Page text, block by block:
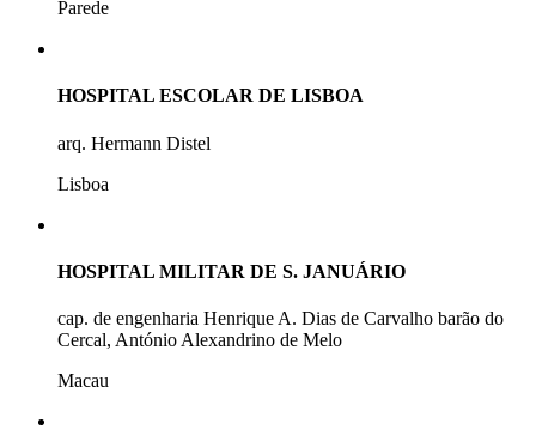
Parede
HOSPITAL ESCOLAR DE LISBOA
arq. Hermann Distel
Lisboa
HOSPITAL MILITAR DE S. JANUÁRIO
cap. de engenharia Henrique A. Dias de Carvalho barão do
Cercal, António Alexandrino de Melo
Macau